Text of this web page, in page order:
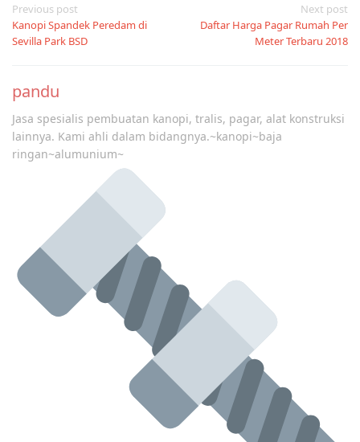
Post
navigation
Previous post
Kanopi Spandek Peredam di
Sevilla Park BSD
Next post
Daftar Harga Pagar Rumah Per
Meter Terbaru 2018
pandu
Jasa spesialis pembuatan kanopi, tralis, pagar, alat konstruksi
lainnya. Kami ahli dalam bidangnya.~kanopi~baja
ringan~alumunium~